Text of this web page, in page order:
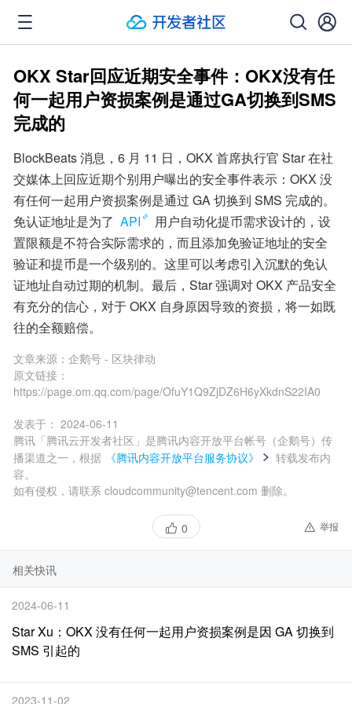
OKX Star回应近期安全事件：OKX没有任
何一起用户资损案例是通过GA切换到SMS
完成的
BlockBeats 消息，6 月 11 日，OKX 首席执行官 Star 在社
交媒体上回应近期个别用户曝出的安全事件表示：OKX 没
有任何一起用户资损案例是通过 GA 切换到 SMS 完成的。
免认证地址是为了 API
用户自动化提币需求设计的，设
置限额是不符合实际需求的，而且添加免验证地址的安全
验证和提币是一个级别的。这里可以考虑引入沉默的免认
证地址自动过期的机制。最后，Star 强调对 OKX 产品安全
有充分的信心，对于 OKX 自身原因导致的资损，将一如既
往的全额赔偿。
文章来源： 企鹅号 - 区块律动
原文链接：
https://page.om.qq.com/page/OfuY1Q9ZjDZ6H6yXkdnS22IA0
发表于： 2024-06-11
腾讯「腾讯云开发者社区」是腾讯内容开放平台帐号（企鹅号）传
播渠道之一，根据
《腾讯内容开放平台服务协议》
转载发布内
容。
如有侵权，请联系 cloudcommunity@tencent.com 删除。
0 举报
相关快讯
2024-06-11
Star Xu：OKX 没有任何一起用户资损案例是因 GA 切换到
SMS 引起的
2023-11-02